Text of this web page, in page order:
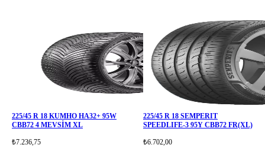
225/45 R 18 KUMHO HA32+ 95W
CBB72 4 MEVSİM XL
₺7.236,75
225/45 R 18 SEMPERIT
SPEEDLIFE-3 95Y CBB72 FR(XL)
₺6.702,00